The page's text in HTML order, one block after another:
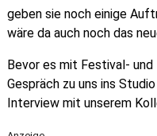
geben sie noch einige
wäre da auch noch das
Bevor es mit Festival-
Gespräch zu uns ins
Interview mit unserem